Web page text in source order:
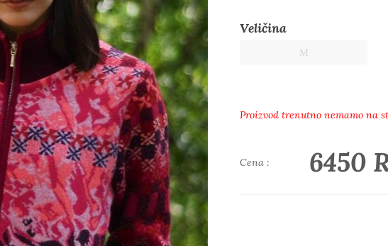
Veličina
M
Proizvod trenutno nemamo na
Cena : 6450